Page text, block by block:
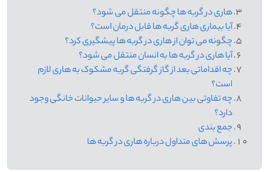
هاری در گربه ها چگونه منتقل می شود؟
آیا بیماری هاری گربه ها قابل درمان است؟
چگونه می توان از هاری در گربه ها پیشگیری کرد؟
آیا هاری در گربه ها به انسان منتقل می شود؟
چه اقداماتی بعد از گاز گرفتگی گربه مشکوک به هاری لازم
است؟
چه تفاوتی بین هاری در گربه ها و سایر حیوانات خانگی وجود
دارد؟
جمع بندی
پرسش های متداول درباره هاری در گربه ها